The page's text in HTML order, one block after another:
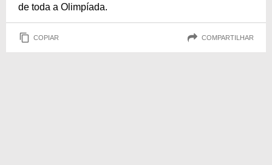
de toda a Olimpíada.
COPIAR COMPARTILHAR